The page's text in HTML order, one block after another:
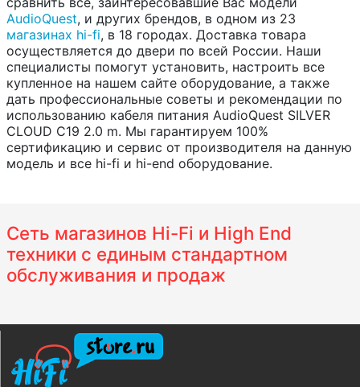
AudioQuest, и других брендов, в одном из 23
магазинах hi-fi, в 18 городах. Доставка товара
осуществляется до двери по всей России. Наши
специалисты помогут установить, настроить все
купленное на нашем сайте оборудование, а также
дать профессиональные советы и рекомендации по
использованию кабеля питания AudioQuest SILVER
CLOUD C19 2.0 m. Мы гарантируем 100%
сертификацию и сервис от производителя на данную
модель и все hi-fi и hi-end оборудование.
Сеть магазинов Hi-Fi и High End
техники с единым стандартном
обслуживания и продаж